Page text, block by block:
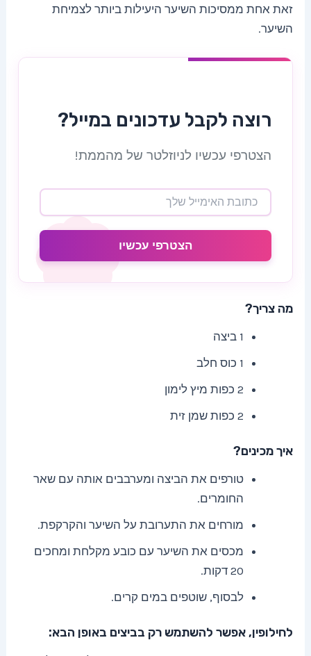
זאת אחת ממסיכות השיער היעילות ביותר לצמיחת
השיער.
רוצה לקבל עדכונים במייל?
הצטרפי עכשיו לניוזלטר של מהממת!
הצטרפי עכשיו
מה צריך?
1 ביצה
1 כוס חלב
2 כפות מיץ לימון
2 כפות שמן זית
איך מכינים?
טורפים את הביצה ומערבבים אותה עם שאר
החומרים.
מורחים את התערובת על השיער והקרקפת.
מכסים את השיער עם כובע מקלחת ומחכים
20 דקות.
לבסוף, שוטפים במים קרים.
לחילופין, אפשר להשתמש רק בביצים באופן הבא: